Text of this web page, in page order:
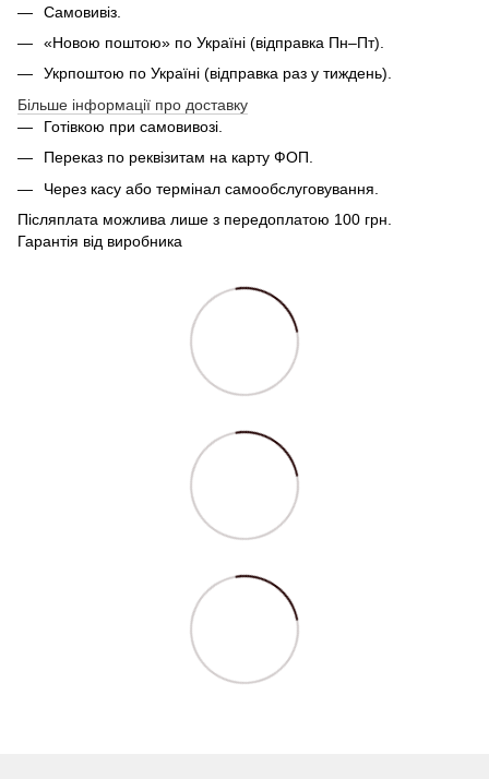
Самовивіз.
«Новою поштою» по Україні (відправка Пн–Пт).
Укрпоштою по Україні (відправка раз у тиждень).
Більше інформації про доставку
Готівкою при самовивозі.
Переказ по реквізитам на карту ФОП.
Через касу або термінал самообслуговування.
Післяплата можлива лише з передоплатою 100 грн.
Гарантія від виробника